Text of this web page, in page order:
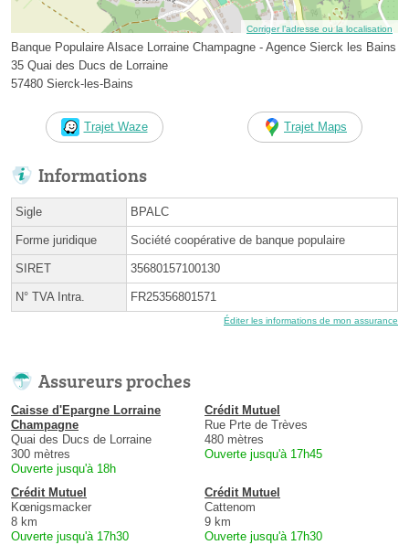
Corriger l’adresse ou la localisation
Banque Populaire Alsace Lorraine Champagne - Agence Sierck les Bains
35 Quai des Ducs de Lorraine
57480 Sierck-les-Bains
Trajet Waze Trajet Maps
Informations
Sigle BPALC
Forme juridique Société coopérative de banque populaire
SIRET 35680157100130
N° TVA Intra. FR25356801571
Éditer les informations de mon assurance
Assureurs proches
Caisse d'Epargne Lorraine
Champagne
Quai des Ducs de Lorraine
300 mètres
Ouverte jusqu'à 18h
Crédit Mutuel
Rue Prte de Trèves
480 mètres
Ouverte jusqu'à 17h45
Crédit Mutuel
Kœnigsmacker
8 km
Ouverte jusqu'à 17h30
Crédit Mutuel
Cattenom
9 km
Ouverte jusqu'à 17h30